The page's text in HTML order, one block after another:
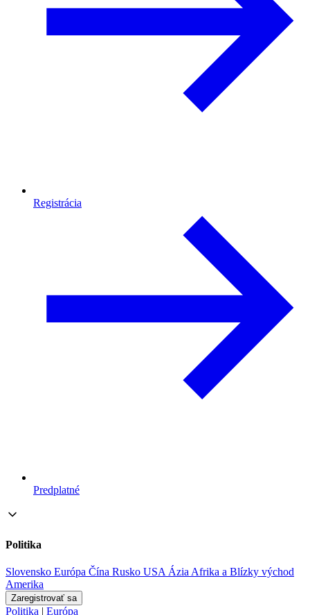
Registrácia
Predplatné
Politika
Slovensko Európa Čína Rusko USA ÁziaAfrika a Blízky východ
Amerika
Zaregistrovať sa
Politika | Európa